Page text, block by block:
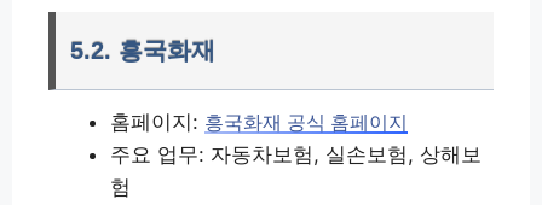
5.2. 흥국화재
홈페이지: 흥국화재 공식 홈페이지
주요 업무: 자동차보험, 실손보험, 상해보
험